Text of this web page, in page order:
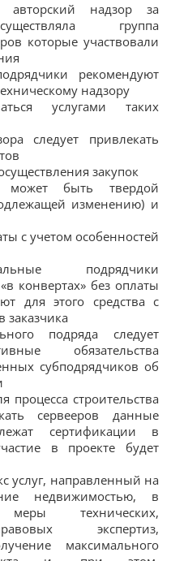
надзор за
группа
которые участвовали
рекомендуют
надзору
услугами таких
следует привлекать
закупок
может быть твердой
изменению) и
с учетом особенностей
подрядчики
конвертах» без оплаты
для этого средства с
заказчика
подряда следует
обязательства
субподрядчиков об
процесса строительства
сервееров данные
сертификации в
в проекте будет
услуг, направленный на
недвижимостью, в
технических,
экспертиз,
максимального